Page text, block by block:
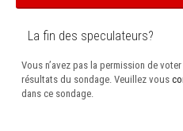
La fin des speculateurs?
Vous n’avez pas la permission de
résultats du sondage. Veuillez vous
dans ce sondage.